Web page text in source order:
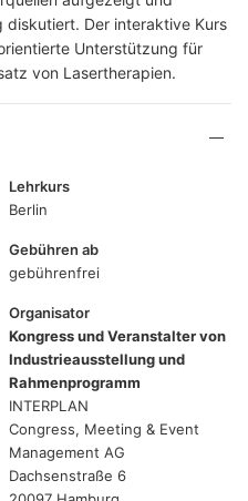
diskutiert. Der interaktive Kurs
Unterstützung für
von Lasertherapien.
Lehrkurs
Berlin
Gebühren ab
gebührenfrei
Organisator
Kongress und Veranstalter von
Industrieausstellung und
Rahmenprogramm
INTERPLAN
Congress, Meeting & Event
Management AG
Dachsenstraße 6